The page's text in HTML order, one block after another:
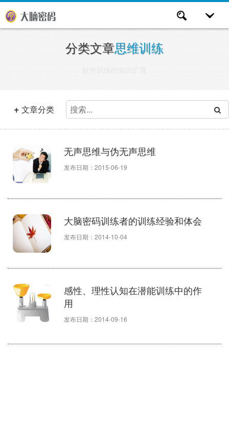
分类文章思维训练
软件训练的知识扩展
+ 文章分类
无声思维与伪无声思维
发布日期：2015-06-19
大脑密码训练者的训练经验和体会
发布日期：2014-10-04
感性、理性认知在潜能训练中的作
用
发布日期：2014-09-16